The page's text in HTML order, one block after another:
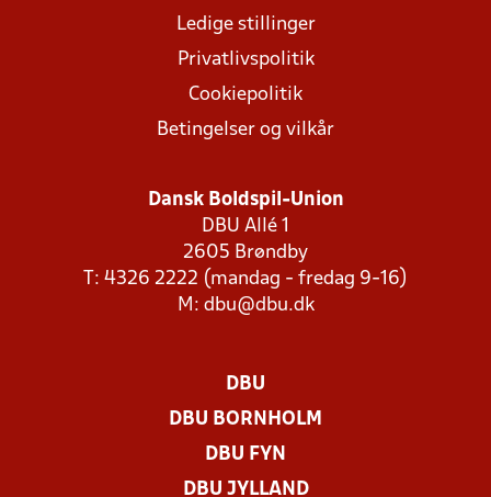
Ledige stillinger
Privatlivspolitik
Cookiepolitik
Betingelser og vilkår
Dansk Boldspil-Union
DBU Allé 1
2605 Brøndby
T: 4326 2222 (mandag - fredag 9-16)
M: dbu@dbu.dk
DBU
DBU BORNHOLM
DBU FYN
DBU JYLLAND